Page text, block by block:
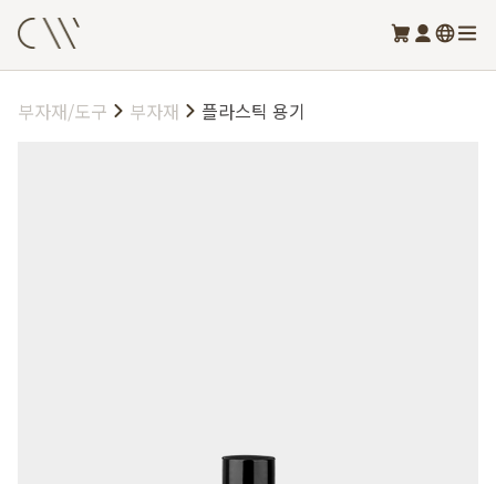
부자재/도구 부자재 플라스틱 용기